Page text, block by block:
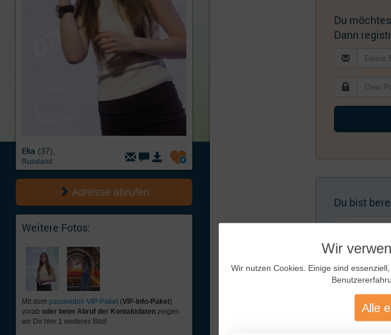
Eka (37),
Russland
Adresse abrufen
Weitere Fotos:
Mit dem passenden VIP-Paket (VIP-Info-Paket)
vorab oder beim Abruf der Kontaktdaten zeigen
wir Dir hier 1 weiteres Bild!
Du
Dann
Du bist
Künftig
Zugangsdaten
vergessen?
Wir
Wir nutzen Cookies. Einige sind
Alle